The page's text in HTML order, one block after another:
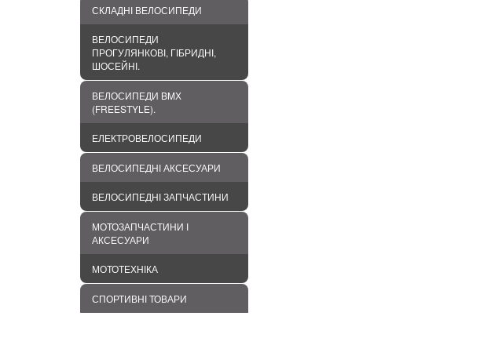
СКЛАДНІ ВЕЛОСИПЕДИ
ВЕЛОСИПЕДИ
ПРОГУЛЯНКОВІ, ГІБРИДНІ,
ШОСЕЙНІ.
ВЕЛОСИПЕДИ BMХ
(FREESTYLE).
ЕЛЕКТРОВЕЛОСИПЕДИ
ВЕЛОСИПЕДНІ АКСЕСУАРИ
ВЕЛОСИПЕДНІ ЗАПЧАСТИНИ
МОТОЗАПЧАСТИНИ І
АКСЕСУАРИ
МОТОТЕХНІКА
СПОРТИВНІ ТОВАРИ